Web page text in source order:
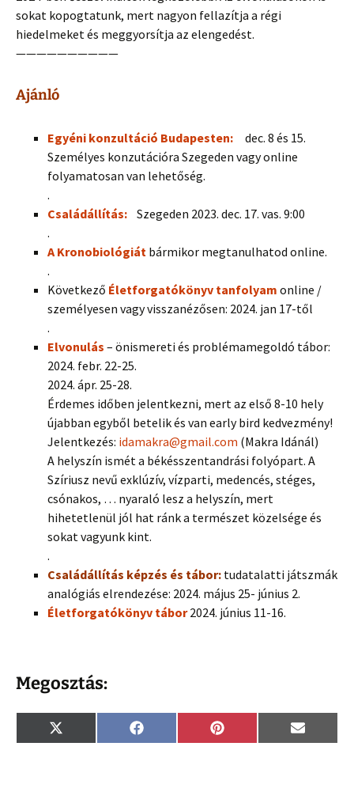
sokat kopogtatunk, mert nagyon fellazítja a régi
hiedelmeket és meggyorsítja az elengedést.
——————————
Ajánló
Egyéni konzultáció Budapesten: dec. 8 és 15.
Személyes konzutációra Szegeden vagy online
folyamatosan van lehetőség.
.
Családállítás: Szegeden 2023. dec. 17. vas. 9:00
.
A Kronobiológiát bármikor megtanulhatod online.
.
Következő Életforgatókönyv tanfolyam online /
személyesen vagy visszanézősen: 2024. jan 17-től
.
Elvonulás – önismereti és problémamegoldó tábor:
2024. febr. 22-25.
2024. ápr. 25-28.
Érdemes időben jelentkezni, mert az első 8-10 hely
újabban egyből betelik és van early bird kedvezmény!
Jelentkezés: idamakra@gmail.com (Makra Idánál)
A helyszín ismét a békésszentandrási folyópart. A
Szíriusz nevű exklúzív, vízparti, medencés, stéges,
csónakos, … nyaraló lesz a helyszín, mert
hihetetlenül jól hat ránk a természet közelsége és
sokat vagyunk kint.
.
Családállítás képzés és tábor: tudatalatti játszmák
analógiás elrendezése: 2024. május 25- június 2.
Életforgatókönyv tábor2024. június 11-16.
Megosztás:
Share
on
X
(
Share
on
F
a
Share
on
P
i
Share
on
E
m